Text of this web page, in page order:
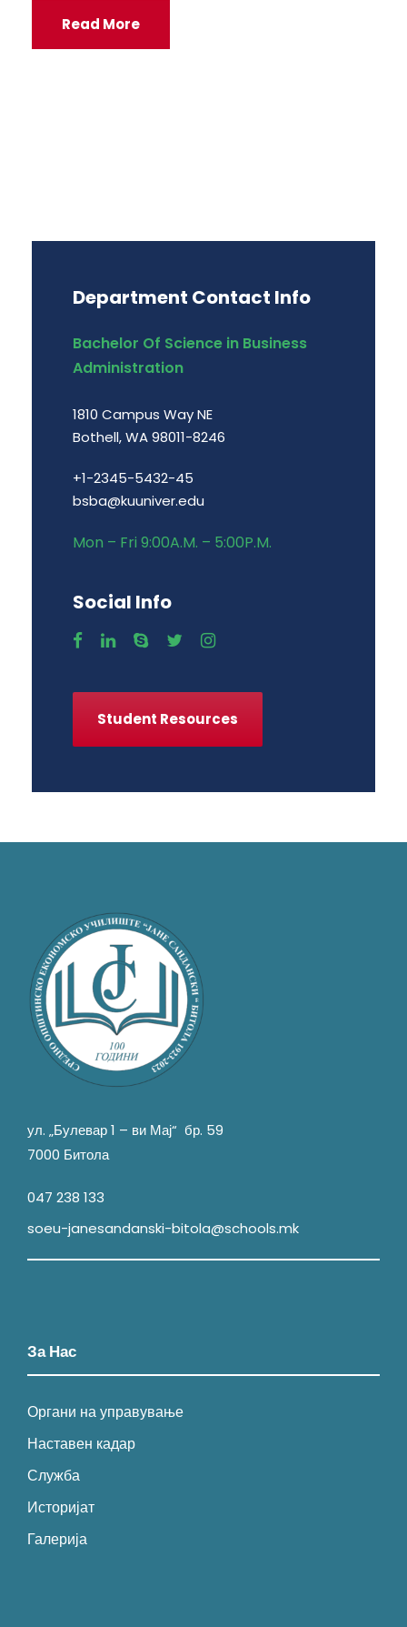
Read More
Department Contact Info
Bachelor Of Science in Business
Administration
1810 Campus Way NE
Bothell, WA 98011-8246
+1-2345-5432-45
bsba@kuuniver.edu
Mon – Fri 9:00A.M. – 5:00P.M.
Social Info
Student Resources
ул. „Булевар 1 – ви Мај“ бр. 59
7000 Битола
047 238 133
soeu-janesandanski-bitola@schools.mk
За Нас
Органи на управување
Наставен кадар
Служба
Историјат
Галерија